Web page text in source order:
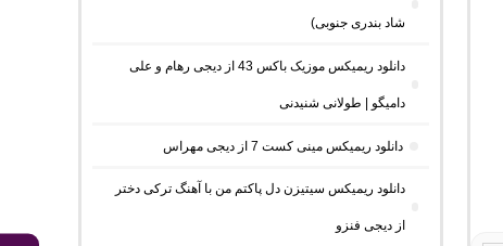
شاد بندری جنوبی)
دانلود ریمیکس موزیک باکس 43 از دیجی رهام و علی
دامیگو | طولانی شنیدنی
دانلود ریمیکس مینی کست 7 از دیجی مهراس
دانلود ریمیکس سیتیزن دل پاکتم من با آهنگ ترکی دختر
از دیجی فنزو